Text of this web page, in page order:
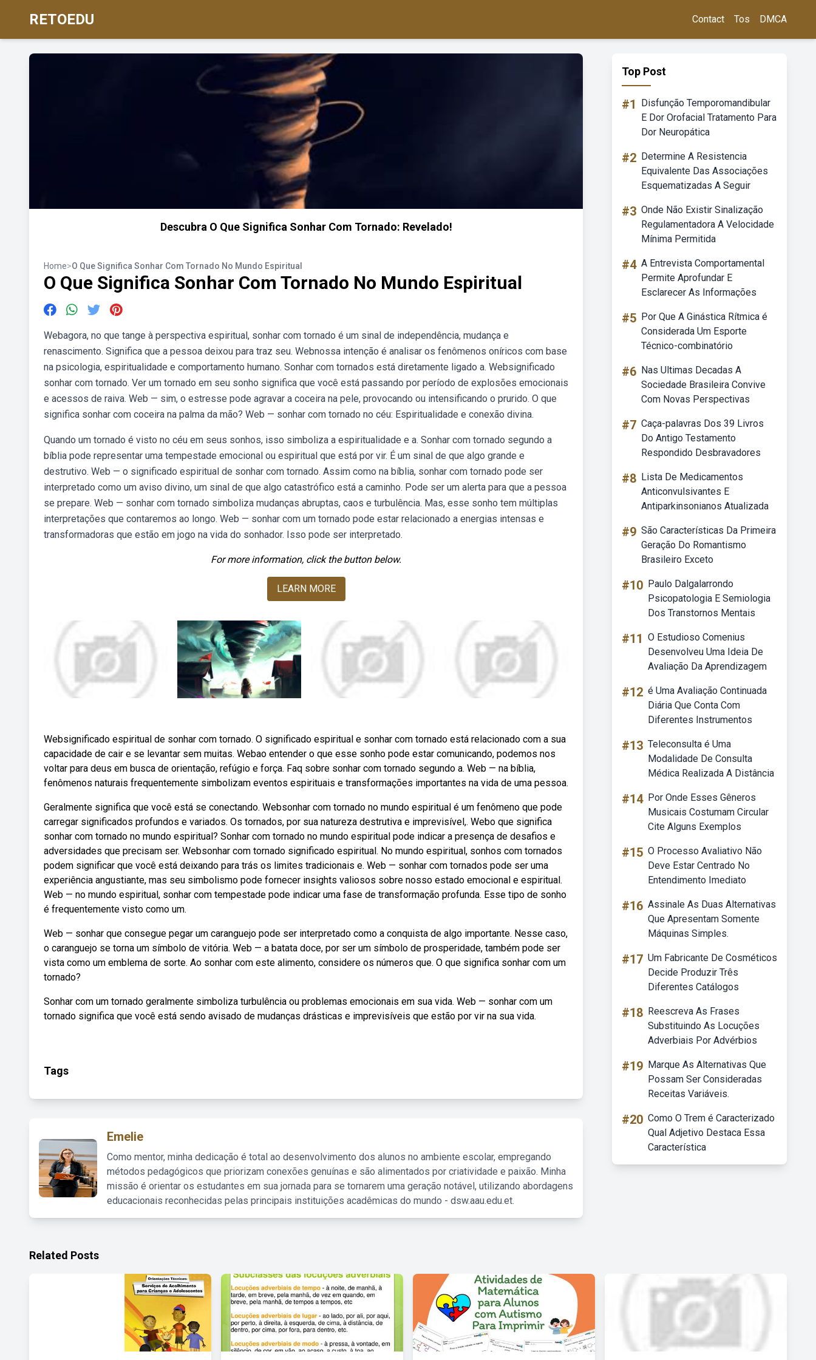
RETOEDU Contact Tos DMCA
Descubra O Que Significa Sonhar Com Tornado: Revelado!
Home>O Que Significa Sonhar Com Tornado No Mundo Espiritual
O Que Significa Sonhar Com Tornado No Mundo Espiritual
Webagora, no que tange à perspectiva espiritual, sonhar com tornado é um sinal de independência, mudança e
renascimento. Significa que a pessoa deixou para traz seu. Webnossa intenção é analisar os fenômenos oníricos com base
na psicologia, espiritualidade e comportamento humano. Sonhar com tornados está diretamente ligado a. Websignificado
sonhar com tornado. Ver um tornado em seu sonho significa que você está passando por período de explosões emocionais
e acessos de raiva. Web — sim, o estresse pode agravar a coceira na pele, provocando ou intensificando o prurido. O que
significa sonhar com coceira na palma da mão? Web — sonhar com tornado no céu: Espiritualidade e conexão divina.
Quando um tornado é visto no céu em seus sonhos, isso simboliza a espiritualidade e a. Sonhar com tornado segundo a
bíblia pode representar uma tempestade emocional ou espiritual que está por vir. É um sinal de que algo grande e
destrutivo. Web — o significado espiritual de sonhar com tornado. Assim como na bíblia, sonhar com tornado pode ser
interpretado como um aviso divino, um sinal de que algo catastrófico está a caminho. Pode ser um alerta para que a pessoa
se prepare. Web — sonhar com tornado simboliza mudanças abruptas, caos e turbulência. Mas, esse sonho tem múltiplas
interpretações que contaremos ao longo. Web — sonhar com um tornado pode estar relacionado a energias intensas e
transformadoras que estão em jogo na vida do sonhador. Isso pode ser interpretado.
For more information, click the button below.
LEARN MORE
Websignificado espiritual de sonhar com tornado. O significado espiritual e sonhar com tornado está relacionado com a sua
capacidade de cair e se levantar sem muitas. Webao entender o que esse sonho pode estar comunicando, podemos nos
voltar para deus em busca de orientação, refúgio e força. Faq sobre sonhar com tornado segundo a. Web — na bíblia,
fenômenos naturais frequentemente simbolizam eventos espirituais e transformações importantes na vida de uma pessoa.
Geralmente significa que você está se conectando. Websonhar com tornado no mundo espiritual é um fenômeno que pode
carregar significados profundos e variados. Os tornados, por sua natureza destrutiva e imprevisível,. Webo que significa
sonhar com tornado no mundo espiritual? Sonhar com tornado no mundo espiritual pode indicar a presença de desafios e
adversidades que precisam ser. Websonhar com tornado significado espiritual. No mundo espiritual, sonhos com tornados
podem significar que você está deixando para trás os limites tradicionais e. Web — sonhar com tornados pode ser uma
experiência angustiante, mas seu simbolismo pode fornecer insights valiosos sobre nosso estado emocional e espiritual.
Web — no mundo espiritual, sonhar com tempestade pode indicar uma fase de transformação profunda. Esse tipo de sonho
é frequentemente visto como um.
Web — sonhar que consegue pegar um caranguejo pode ser interpretado como a conquista de algo importante. Nesse caso,
o caranguejo se torna um símbolo de vitória. Web — a batata doce, por ser um símbolo de prosperidade, também pode ser
vista como um emblema de sorte. Ao sonhar com este alimento, considere os números que. O que significa sonhar com um
tornado?
Sonhar com um tornado geralmente simboliza turbulência ou problemas emocionais em sua vida. Web — sonhar com um
tornado significa que você está sendo avisado de mudanças drásticas e imprevisíveis que estão por vir na sua vida.
Tags
Emelie
Como mentor, minha dedicação é total ao desenvolvimento dos alunos no ambiente escolar, empregando
métodos pedagógicos que priorizam conexões genuínas e são alimentados por criatividade e paixão. Minha
missão é orientar os estudantes em sua jornada para se tornarem uma geração notável, utilizando abordagens
educacionais reconhecidas pelas principais instituições acadêmicas do mundo - dsw.aau.edu.et.
Top Post
#1
Disfunção Temporomandibular
E Dor Orofacial Tratamento Para
Dor Neuropática
#2 Determine A Resistencia
Equivalente Das Associações
Esquematizadas A Seguir
#3 Onde Não Existir Sinalização
Regulamentadora A Velocidade
Mínima Permitida
#4 A Entrevista Comportamental
Permite Aprofundar E
Esclarecer As Informações
#5 Por Que A Ginástica Rítmica é
Considerada Um Esporte
Técnico-combinatório
#6 Nas Ultimas Decadas A
Sociedade Brasileira Convive
Com Novas Perspectivas
#7 Caça-palavras Dos 39 Livros
Do Antigo Testamento
Respondido Desbravadores
#8 Lista De Medicamentos
Anticonvulsivantes E
Antiparkinsonianos Atualizada
#9 São Características Da Primeira
Geração Do Romantismo
Brasileiro Exceto
#10 Paulo Dalgalarrondo
Psicopatologia E Semiologia
Dos Transtornos Mentais
#11 O Estudioso Comenius
Desenvolveu Uma Ideia De
Avaliação Da Aprendizagem
#12 é Uma Avaliação Continuada
Diária Que Conta Com
Diferentes Instrumentos
#13 Teleconsulta é Uma
Modalidade De Consulta
Médica Realizada A Distância
#14 Por Onde Esses Gêneros
Musicais Costumam Circular
Cite Alguns Exemplos
#15 O Processo Avaliativo Não
Deve Estar Centrado No
Entendimento Imediato
#16 Assinale As Duas Alternativas
Que Apresentam Somente
Máquinas Simples.
#17 Um Fabricante De Cosméticos
Decide Produzir Três
Diferentes Catálogos
#18 Reescreva As Frases
Substituindo As Locuções
Adverbiais Por Advérbios
#19 Marque As Alternativas Que
Possam Ser Consideradas
Receitas Variáveis.
#20 Como O Trem é Caracterizado
Qual Adjetivo Destaca Essa
Característica
Related Posts